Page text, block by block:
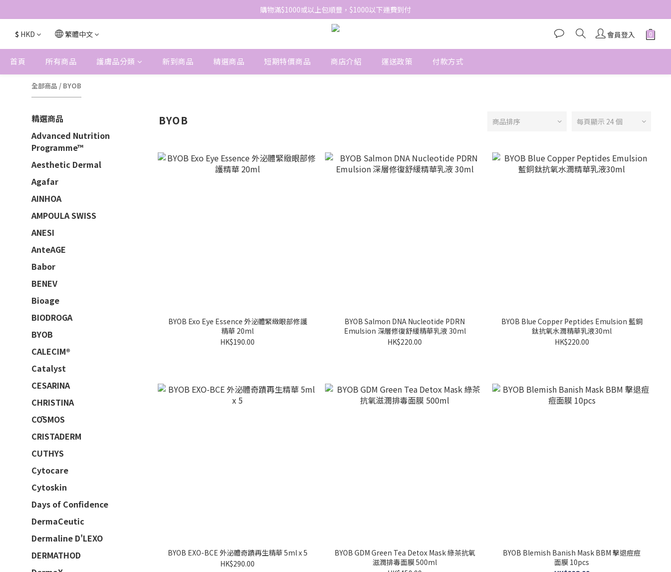
網站免費登記會員，會員優惠價於結帳時自動扣減
購物滿$1000或以上包順豐，$1000以下運費到付
網站免費登記會員，會員優惠價於結帳時自動扣減
$ HKD 繁體中文 會員登入
首頁 所有商品 護膚品分類 新到商品 精選商品 短期特價商品 商店介紹 運送政策 付款方式
全部商品 / BYOB
精選商品
Advanced Nutrition
Programme™
Aesthetic Dermal
Agafar
AINHOA
AMPOULA SWISS
ANESI
AnteAGE
Babor
BENEV
Bioage
BIODROGA
BYOB
CALECIM®
Catalyst
CESARINA
CHRISTINA
CŌSMOS
CRISTADERM
CUTHYS
Cytocare
Cytoskin
Days of Confidence
DermaCeutic
Dermaline D'LEXO
DERMATHOD
BYOB 商品排序 每頁顯示 24 個
BYOB Exo Eye Essence 外泌體緊緻眼部修護
精華 20ml
HK$190.00
BYOB Salmon DNA Nucleotide PDRN
Emulsion 深層修復舒緩精華乳液 30ml
HK$220.00
BYOB Blue Copper Peptides Emulsion 藍銅
鈦抗氧水潤精華乳液30ml
HK$220.00
BYOB EXO-BCE 外泌體奇蹟再生精華 5ml x 5
HK$290.00
BYOB GDM Green Tea Detox Mask 綠茶抗氧
滋潤排毒面膜 500ml
BYOB Blemish Banish Mask BBM 擊退痘痘
面膜 10pcs